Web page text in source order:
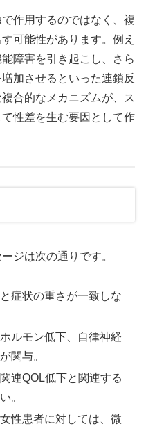
作用するのではなく、複
可能性があります。例え
障害を引き起こし、さら
加させるといった連鎖反
合的なメカニズムが、ス
性差を生む要因として作
ジは次の通りです。
症状の重さが一致しな
ルモン低下、自律神経
関与。
連QOL低下と関連する
。
性患者に対しては、微